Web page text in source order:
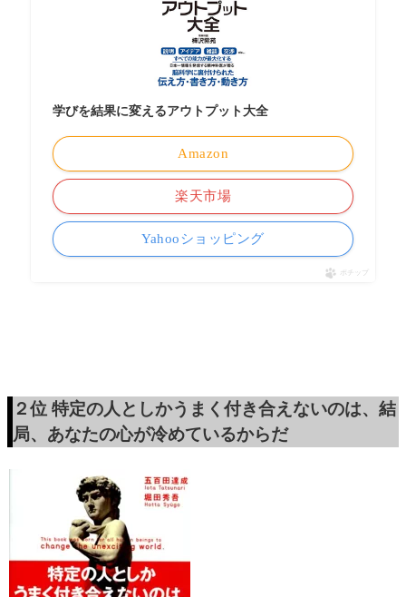
学びを結果に変えるアウトプット大全
Amazon
楽天市場
Yahooショッピング
ポチップ
２位 特定の人としかうまく付き合えないのは、結
局、あなたの心が冷めているからだ